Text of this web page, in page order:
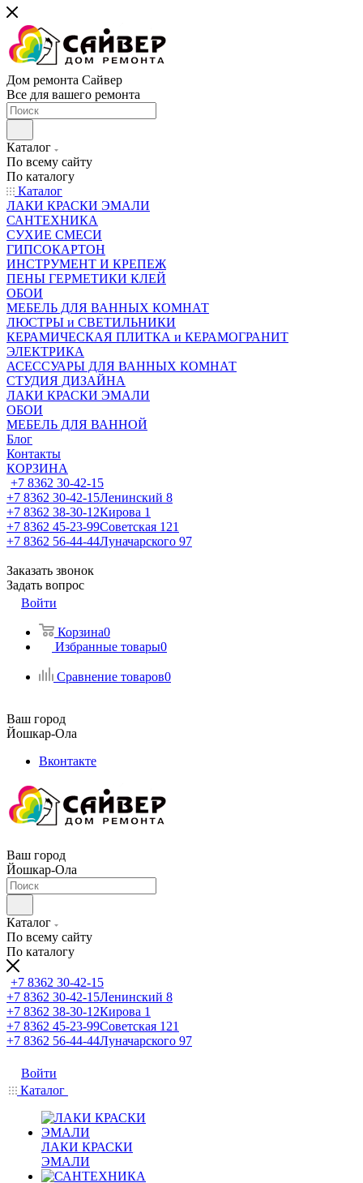
Дом ремонта Сайвер
Все для вашего ремонта
Каталог
По всему сайту
По каталогу
Каталог
ЛАКИ КРАСКИ ЭМАЛИ
САНТЕХНИКА
СУХИЕ СМЕСИ
ГИПСОКАРТОН
ИНСТРУМЕНТ И КРЕПЕЖ
ПЕНЫ ГЕРМЕТИКИ КЛЕЙ
ОБОИ
МЕБЕЛЬ ДЛЯ ВАННЫХ КОМНАТ
ЛЮСТРЫ и СВЕТИЛЬНИКИ
КЕРАМИЧЕСКАЯ ПЛИТКА и КЕРАМОГРАНИТ
ЭЛЕКТРИКА
АСЕССУАРЫ ДЛЯ ВАННЫХ КОМНАТ
СТУДИЯ ДИЗАЙНА
ЛАКИ КРАСКИ ЭМАЛИ
ОБОИ
МЕБЕЛЬ ДЛЯ ВАННОЙ
Блог
Контакты
КОРЗИНА
+7 8362 30-42-15
+7 8362 30-42-15Ленинский 8
+7 8362 38-30-12Кирова 1
+7 8362 45-23-99Советская 121
+7 8362 56-44-44Луначарского 97
Заказать звонок
Задать вопрос
Войти
Корзина0
Избранные товары0
Сравнение товаров0
Ваш город
Йошкар-Ола
Вконтакте
Ваш город
Йошкар-Ола
Каталог
По всему сайту
По каталогу
+7 8362 30-42-15
+7 8362 30-42-15Ленинский 8
+7 8362 38-30-12Кирова 1
+7 8362 45-23-99Советская 121
+7 8362 56-44-44Луначарского 97
Войти
Каталог
ЛАКИ КРАСКИ
ЭМАЛИ